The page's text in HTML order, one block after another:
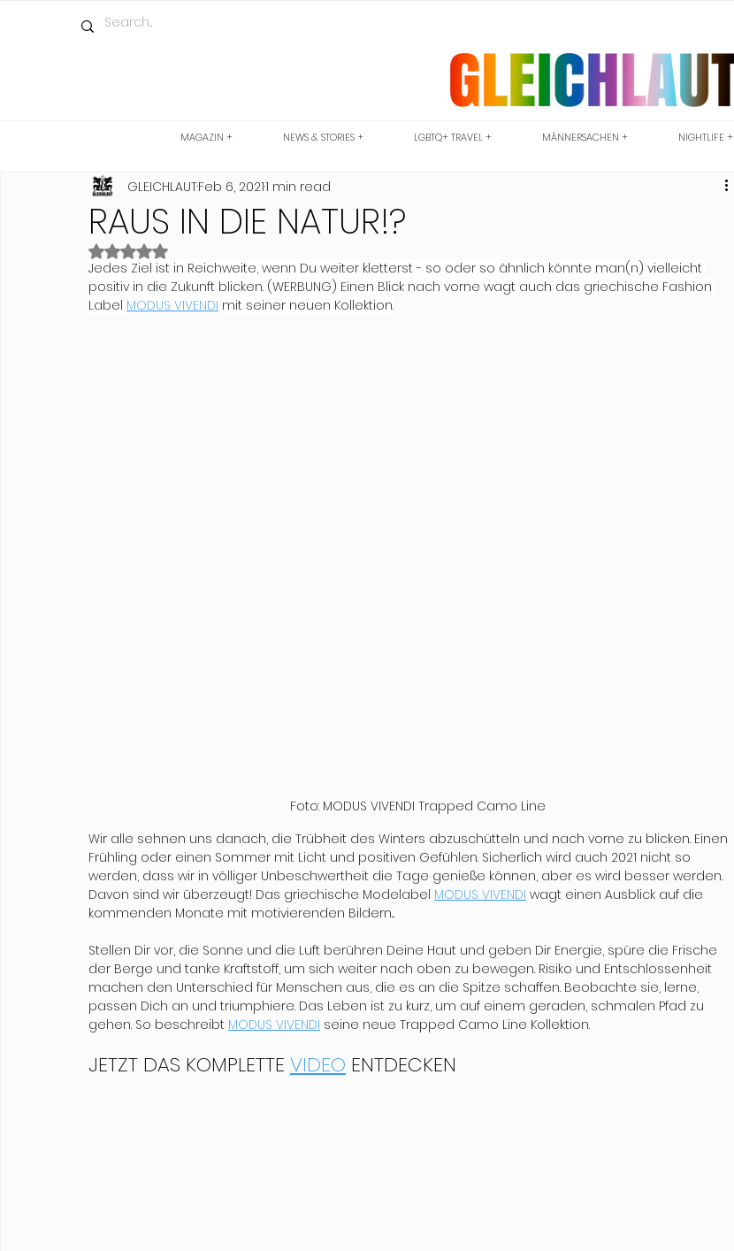
MAGAZIN + NEWS & STORIES + LGBTQ+ TRAVEL + MÄNNERSACHEN + NIGHTLIFE +
RAUS IN DIE NATUR!?
GLEICHLAUTFeb 6, 20211 min read
Rated NaN out of 5 stars.
Jedes Ziel ist in Reichweite, wenn Du weiter kletterst - so oder so ähnlich könnte man(n) vielleicht
positiv in die Zukunft blicken. (WERBUNG) Einen Blick nach vorne wagt auch das griechische Fashion
Label MODUS VIVENDI mit seiner neuen Kollektion.
Foto: MODUS VIVENDI Trapped Camo Line
Wir alle sehnen uns danach, die Trübheit des Winters abzuschütteln und nach vorne zu blicken. Einen
Frühling oder einen Sommer mit Licht und positiven Gefühlen. Sicherlich wird auch 2021 nicht so
werden, dass wir in völliger Unbeschwertheit die Tage genieße können, aber es wird besser werden.
Davon sind wir überzeugt! Das griechische Modelabel MODUS VIVENDI wagt einen Ausblick auf die
kommenden Monate mit motivierenden Bildern...
Stellen Dir vor, die Sonne und die Luft berühren Deine Haut und geben Dir Energie, spüre die Frische
der Berge und tanke Kraftstoff, um sich weiter nach oben zu bewegen. Risiko und Entschlossenheit
machen den Unterschied für Menschen aus, die es an die Spitze schaffen. Beobachte sie, lerne,
passen Dich an und triumphiere. Das Leben ist zu kurz, um auf einem geraden, schmalen Pfad zu
gehen. So beschreibt MODUS VIVENDI seine neue Trapped Camo Line Kollektion.
JETZT DAS KOMPLETTE VIDEO ENTDECKEN